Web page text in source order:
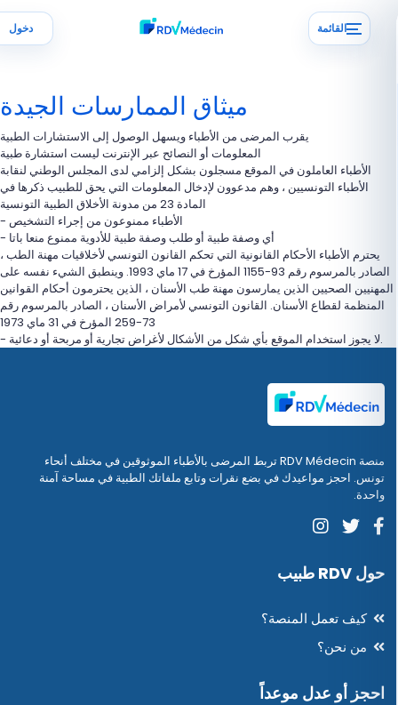
القائمة دخول
ميثاق الممارسات الجيدة
يقرب المرضى من الأطباء ويسهل الوصول إلى الاستشارات الطبية
المعلومات أو النصائح عبر الإنترنت ليست استشارة طبية
الأطباء العاملون في الموقع مسجلون بشكل إلزامي لدى المجلس الوطني لنقابة
الأطباء التونسيين ، وهم مدعوون لإدخال المعلومات التي يحق للطبيب ذكرها في
المادة 23 من مدونة الأخلاق الطبية التونسية
الأطباء ممنوعون من إجراء التشخيص -
أي وصفة طبية أو طلب وصفة طبية للأدوية ممنوع منعا باتا -
يحترم الأطباء الأحكام القانونية التي تحكم القانون التونسي لأخلاقيات مهنة الطب ،
الصادر بالمرسوم رقم 93-1155 المؤرخ في 17 ماي 1993. وينطبق الشيء نفسه على
الصحيين الذين يمارسون مهنة طب الأسنان ، الذين يحترمون أحكام القوانين
المنظمة لقطاع الأسنان. القانون التونسي لأمراض الأسنان ، الصادر بالمرسوم رقم
.لا يجوز استخدام الموقع بأي شكل من الأشكال لأغراض تجارية أو مربحة أو دعائية -
منصة RDV Médecin تربط المرضى بالأطباء الموثوقين في مختلف أنحاء
تونس. احجز مواعيدك في بضع نقرات وتابع ملفاتك الطبية في مساحة آمنة
واحدة.
حول RDV طبيب
كيف تعمل المنصة؟
من نحن؟
احجز أو عدل موعداً